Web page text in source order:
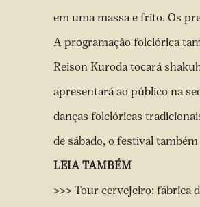
em uma massa e frito. Os
A programação folclórica
Reison Kuroda tocará
apresentará ao público na
danças folclóricas
de sábado, o festival
LEIA TAMBÉM
>>> Tour cervejeiro: fábrica